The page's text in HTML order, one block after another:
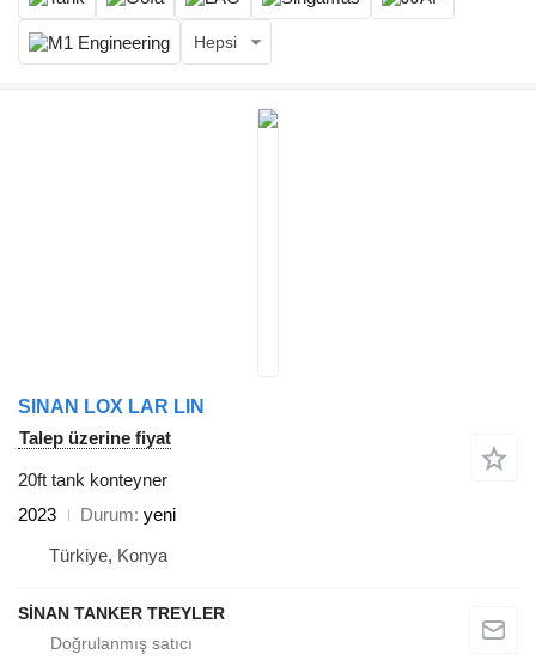
Hepsi
SINAN LOX LAR LIN
Talep üzerine fiyat
20ft tank konteyner
2023
Durum yeni
Türkiye, Konya
SİNAN TANKER TREYLER